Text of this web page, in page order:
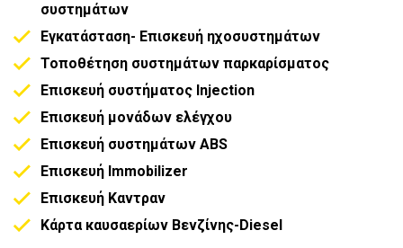
συστημάτων
Εγκατάσταση- Επισκευή ηχοσυστημάτων
Τοποθέτηση συστημάτων παρκαρίσματος
Επισκευή συστήματος Injection
Επισκευή μονάδων ελέγχου
Επισκευή συστημάτων ABS
Επισκευή Immobilizer
Επισκευή Καντραν
Κάρτα καυσαερίων Βενζίνης-Diesel